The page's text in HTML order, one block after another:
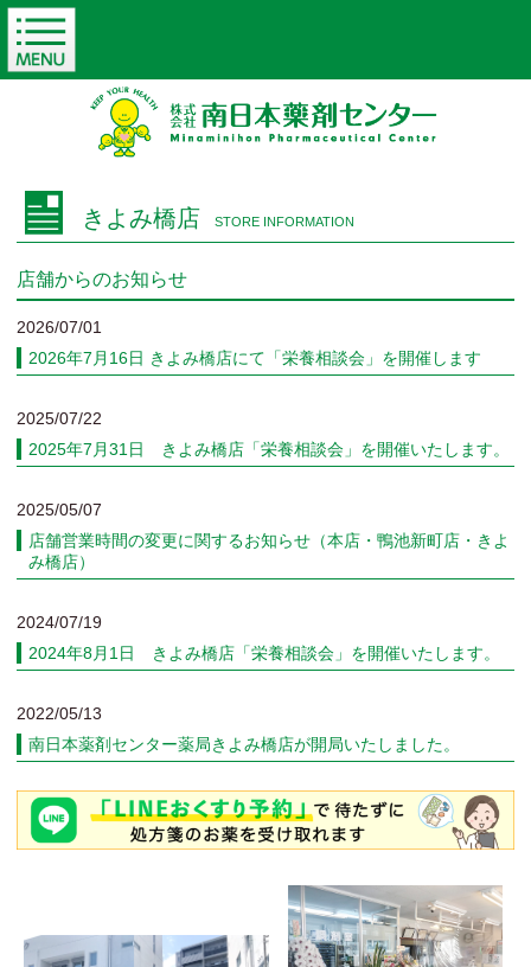
きよみ橋店 STORE INFORMATION
店舗からのお知らせ
2026/07/01
2026年7月16日 きよみ橋店にて「栄養相談会」を開催します
2025/07/22
2025年7月31日 きよみ橋店「栄養相談会」を開催いたします。
2025/05/07
店舗営業時間の変更に関するお知らせ（本店・鴨池新町店・きよ
み橋店）
2024/07/19
2024年8月1日 きよみ橋店「栄養相談会」を開催いたします。
2022/05/13
南日本薬剤センター薬局きよみ橋店が開局いたしました。